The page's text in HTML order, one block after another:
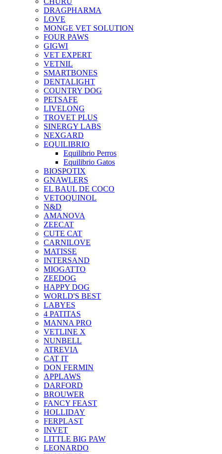
DRAGPHARMA
LOVE
MONGE VET SOLUTION
FOUR PAWS
GIGWI
VET EXPERT
VETNIL
SMARTBONES
DENTALIGHT
COUNTRY DOG
PETSAFE
LIVELONG
TROVET PLUS
SINERGY LABS
NEXGARD
EQUILIBRIO
Equilibrio Perros
Equilibrio Gatos
BIOSPOTIX
GNAWLERS
EL BAUL DE COCO
VETOQUINOL
N&D
AMANOVA
ZEECAT
CUTE CAT
CARNILOVE
MATISSE
INTERSAND
MIOGATTO
ZEEDOG
HAPPY DOG
WORLD'S BEST
LABYES
4 PATITAS
MANNA PRO
VETLINE X
NUNBELL
ATREVIA
CAT IT
DON FERMIN
APPLAWS
DARFORD
BROUWER
FANCY FEAST
HOLLIDAY
FERPLAST
INVET
LITTLE BIG PAW
LEONARDO